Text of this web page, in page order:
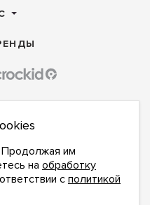
Продолжая им
на обработку
с политикой